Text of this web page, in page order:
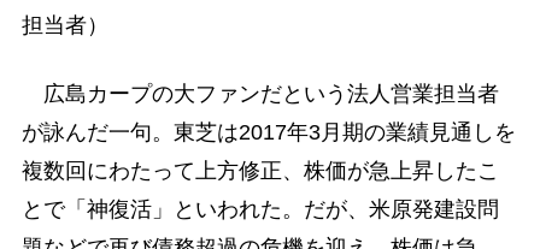
担当者）
広島カープの大ファンだという法人営業担当者
が詠んだ一句。東芝は2017年3月期の業績見通しを
複数回にわたって上方修正、株価が急上昇したこ
とで「神復活」といわれた。だが、米原発建設問